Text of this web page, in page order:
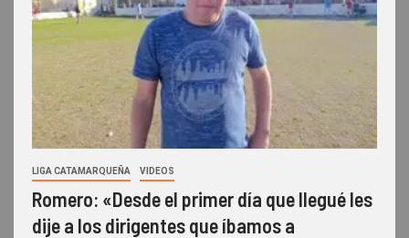
LIGA CATAMARQUEÑA VIDEOS
Romero: «Desde el primer día que llegué les
dije a los dirigentes que íbamos a